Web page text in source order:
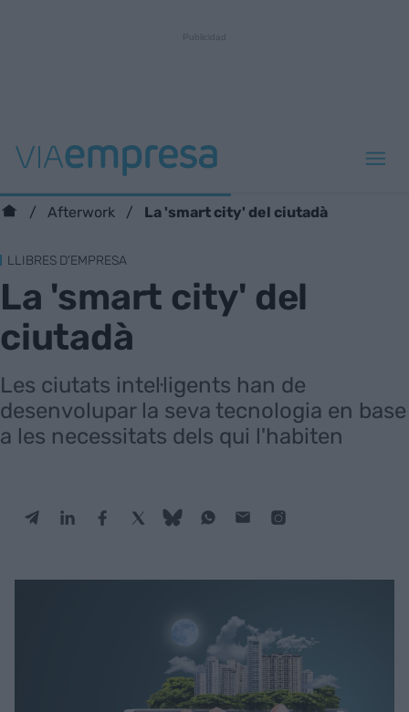
Afterwork La 'smart city' del ciutadà
LLIBRES D'EMPRESA
La 'smart city' del
ciutadà
Les ciutats intel·ligents han de
desenvolupar la seva tecnologia en base
a les necessitats dels qui l'habiten